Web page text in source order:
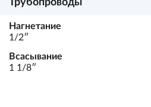
Трубопроводы
Нагнетание
1/2ʺ
Всасывание
1 1/8ʺ